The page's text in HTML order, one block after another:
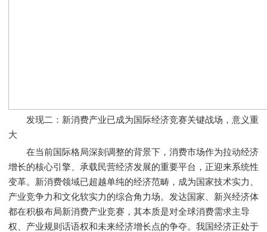
发现二：新消费产业已成为国际经济竞赛关键战场，意义重
大
在当前国际格局深刻调整的背景下，消费市场作为拉动经济
增长的核心引擎、承载民营经济发展的重要平台，正迎来系统性
变革。新消费领域已超越单纯的经济范畴，成为国家技术实力、
产业竞争力和文化软实力的综合角力场。发达国家、新兴经济体
都在积极布局新消费产业竞赛，其本质是对全球消费需求主导
权、产业规则话语权和未来经济增长点的争夺。我国经济正处于